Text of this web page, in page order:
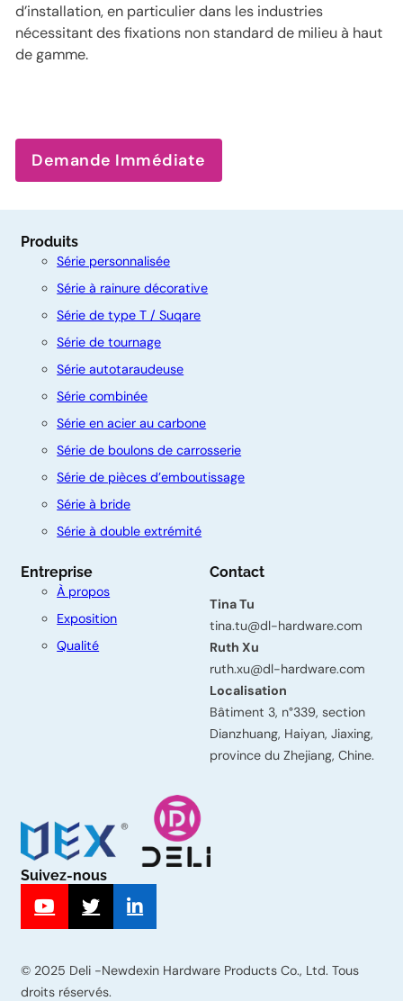
d’installation, en particulier dans les industries
nécessitant des fixations non standard de milieu à haut
de gamme.
Demande Immédiate
Produits
Série personnalisée
Série à rainure décorative
Série de type T / Suqare
Série de tournage
Série autotaraudeuse
Série combinée
Série en acier au carbone
Série de boulons de carrosserie
Série de pièces d’emboutissage
Série à bride
Série à double extrémité
Entreprise
À propos
Exposition
Qualité
Contact
Tina Tu
tina.tu@dl-hardware.com
Ruth Xu
ruth.xu@dl-hardware.com
Localisation
Bâtiment 3, n°339, section
Dianzhuang, Haiyan, Jiaxing,
province du Zhejiang, Chine.
Suivez-nous
© 2025 Deli -Newdexin Hardware Products Co., Ltd. Tous
droits réservés.
Nom